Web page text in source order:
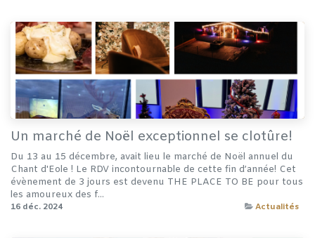
Un marché de Noël exceptionnel se clotûre!
Du 13 au 15 décembre, avait lieu le marché de Noël annuel du
Chant d'Eole ! Le RDV incontournable de cette fin d’année! Cet
évènement de 3 jours est devenu THE PLACE TO BE pour tous
les amoureux des f...
16 déc. 2024 Actualités